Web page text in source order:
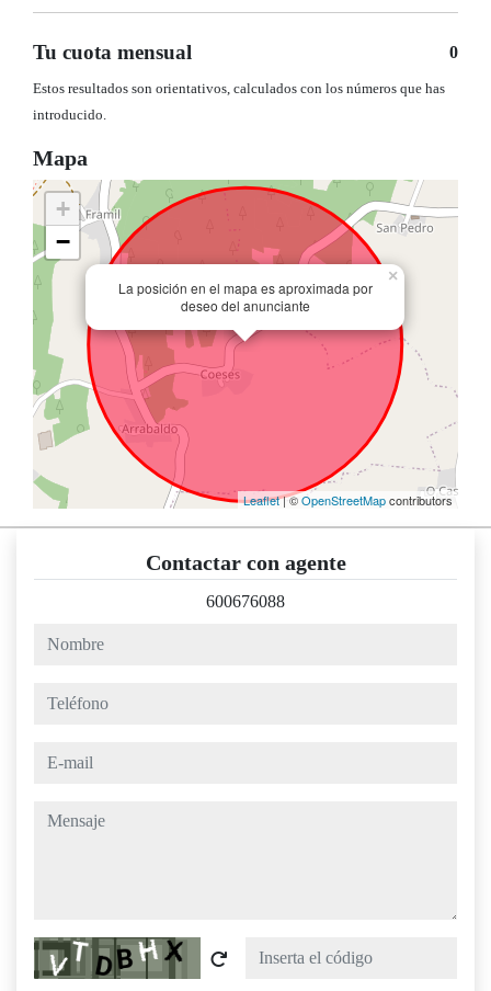
Tu cuota mensual 0
Estos resultados son orientativos, calculados con los números que has
introducido.
Mapa
La posición en el mapa es aproximada por
deseo del anunciante
×
+
−
Leaflet| ©OpenStreetMapcontributors
Contactar con agente
600676088
nombre
teléfono
e-mail
mensaje
Captcha